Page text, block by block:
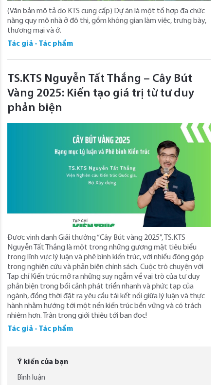
(Văn bản mô tả do KTS cung cấp) Dự án là một tổ hợp đa chức
năng quy mô nhà ở đô thị, gồm không gian làm việc, trưng bày,
thương mại và ở.
Tác giả - Tác phẩm
TS.KTS Nguyễn Tất Thắng – Cây Bút
Vàng 2025: Kiến tạo giá trị từ tư duy
phản biện
Được vinh danh Giải thưởng “Cây Bút vàng 2025”, TS.KTS
Nguyễn Tất Thắng là một trong những gương mặt tiêu biểu
trong lĩnh vực lý luận và phê bình kiến trúc, với nhiều đóng góp
trong nghiên cứu và phản biện chính sách. Cuộc trò chuyện với
Tạp chí Kiến trúc mở ra những suy ngẫm về vai trò của tư duy
phản biện trong bối cảnh phát triển nhanh và phức tạp của
ngành, đồng thời đặt ra yêu cầu tái kết nối giữa lý luận và thực
hành nhằm hướng tới một nền kiến trúc bền vững và có trách
nhiệm hơn. Trân trọng giới thiệu tới bạn đọc!
Tác giả - Tác phẩm
Ý kiến của bạn
Bình luận